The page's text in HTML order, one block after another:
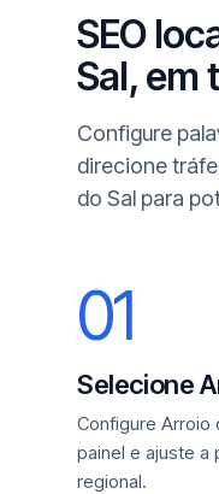
SEO
Sal, em
Configure
direcione
do Sal para
01
Selecione
Configure Arroio
painel e ajuste
regional.